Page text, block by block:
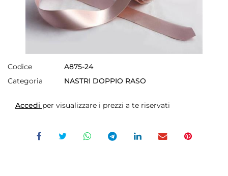
Codice
A875-24
Categoria
NASTRI DOPPIO RASO
Accedi per visualizzare i prezzi a te riservati